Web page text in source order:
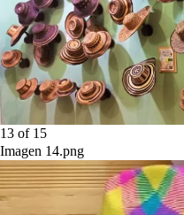
13 of 15
Imagen 14.png